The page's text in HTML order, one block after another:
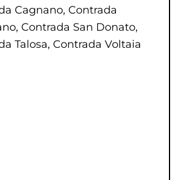
Cagnano, Contrada
Contrada San Donato,
Talosa, Contrada Voltaia